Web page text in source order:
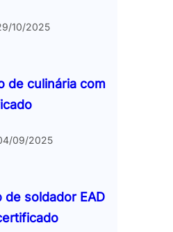
10/2025
de culinária com
09/2025
de soldador EAD